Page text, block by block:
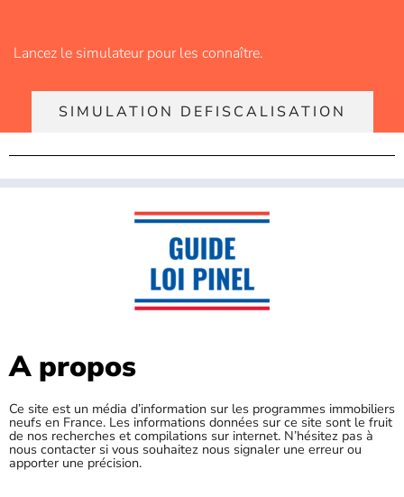
Lancez le simulateur pour les connaître.
SIMULATION DEFISCALISATION
A propos
Ce site est un média d’information sur les programmes immobiliers
neufs en France. Les informations données sur ce site sont le fruit
de nos recherches et compilations sur internet. N’hésitez pas à
nous contacter si vous souhaitez nous signaler une erreur ou
apporter une précision.